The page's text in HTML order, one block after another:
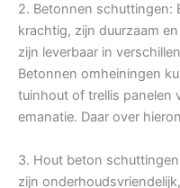
2. Betonnen schuttingen:
krachtig, zijn duurzaam
zijn leverbaar in
Betonnen omheiningen
tuinhout of trellis panelen
emanatie. Daar over
3. Hout beton
zijn